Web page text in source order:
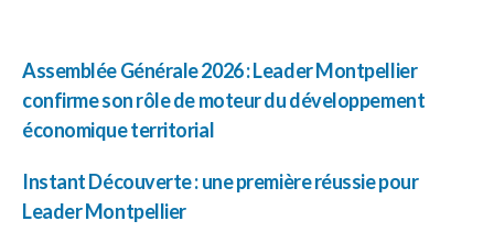
Assemblée Générale 2026 : Leader Montpellier
confirme son rôle de moteur du développement
économique territorial
Instant Découverte : une première réussie pour
Leader Montpellier